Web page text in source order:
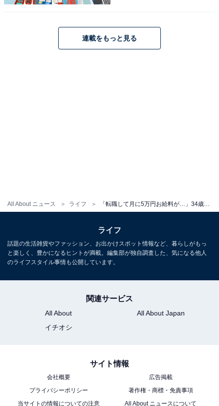
All About ニュース ライフ
ビスや金額などの情報が異なることがございます
性、年収300万円。両親との実家暮らしは「親
への恩返し」
連載をもっと見る
ライフ
話題の生活雑貨やファッション、お出かけスポット情報など、暮らしがもっ
と楽しく、豊かになるヒントが満載。編集部が独自調査した、気になる他人
のライフスタイル事情も公開しています。
関連サービス
All About
All About Japan
イチオシ
サイト情報
会社概要
広告掲載
プライバシーポリシー
著作権・商標・免責事項
当サイトの情報についての注意
All About ニュースについて